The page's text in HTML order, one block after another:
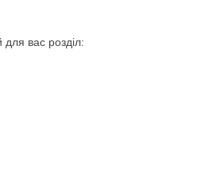
вас розділ: